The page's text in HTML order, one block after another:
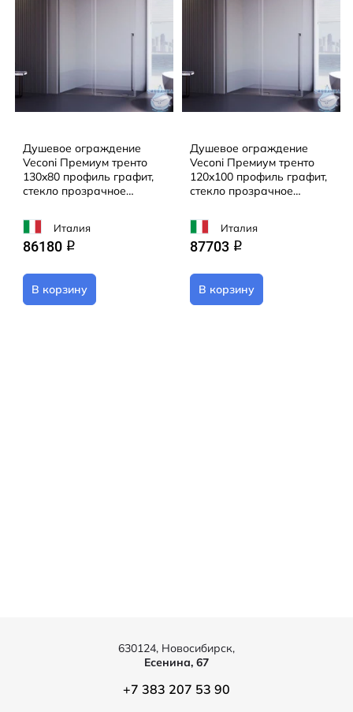
Душевое ограждение
Veconi Премиум тренто
130x80 профиль графит,
стекло прозрачное
C4 (без поддона)
Италия
86180 q
В корзину
Душевое ограждение
Veconi Премиум тренто
120x100 профиль графит,
стекло прозрачное
C4 (без поддона)
Италия
87703 q
В корзину
630124, Новосибирск,
Есенина, 67
+7 383 207 53 90